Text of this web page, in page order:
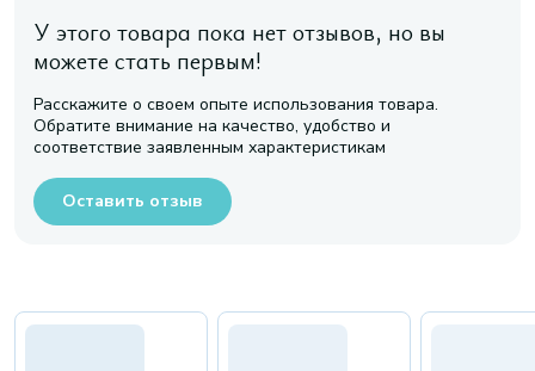
У этого товара пока нет отзывов, но вы
можете стать первым!
Расскажите о своем опыте использования товара.
Обратите внимание на качество, удобство и
соответствие заявленным характеристикам
Оставить отзыв